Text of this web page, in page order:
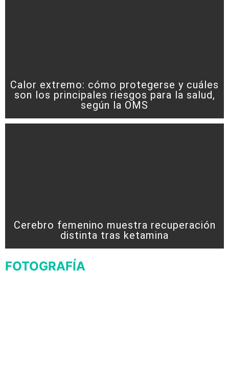
Calor extremo: cómo protegerse y cuáles
son los principales riesgos para la salud,
según la OMS
Cerebro femenino muestra recuperación
distinta tras ketamina
FOTOGRAFÍA